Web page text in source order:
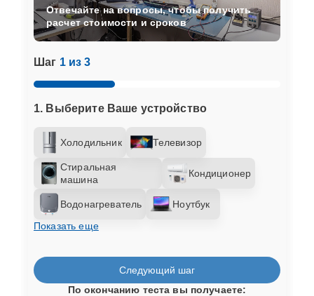
Шаг 1 из 3
1. Выберите Ваше устройство
Холодильник Телевизор
Стиральная
машина
Кондиционер
Водонагреватель
Ноутбук
Показать еще
Отвечайте на вопросы, чтобы получить
расчет стоимости и сроков
Следующий шаг
По окончанию теста вы получаете: